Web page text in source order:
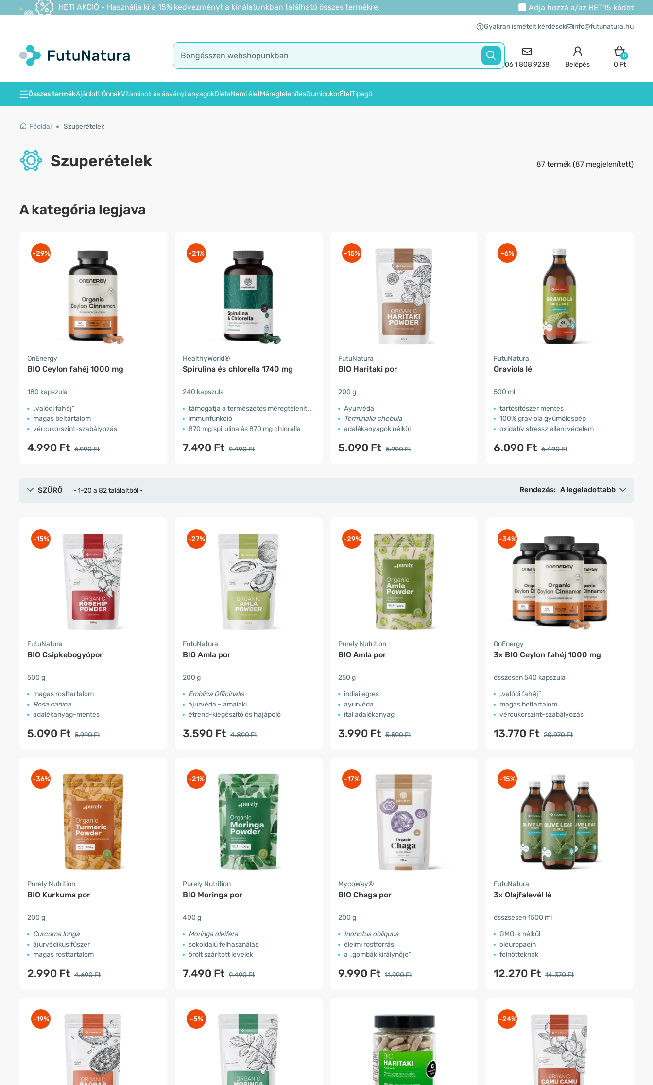
HETI AKCIÓ - Használja ki a 15% kedvezményt a kínálatunkban található összes termékre. Adja hozzá a/az HET15 kódot
Gyakran ismételt kérdések info@futunatura.hu
06 1 808 9238 Belépés
0
0 Ft
Összes termékAjánlott ÖnnekVitaminok és ásványi anyagokDiétaNemi életMéregtelenítésGumicukorÉtelTipegő
Főoldal Szuperételek
Szuperételek 87 termék (87 megjelenített)
A kategória legjava
-29%
OnEnergy
BIO Ceylon fahéj 1000 mg
180 kapszula
„valódi fahéj”
magas beltartalom
vércukorszint-szabályozás
4.990 Ft 6.990 Ft
-21%
HealthyWorld®
Spirulina és chlorella 1740 mg
240 kapszula
támogatja a természetes méregtelenítést
immunfunkció
870 mg spirulina és 870 mg chlorella
7.490 Ft 9.490 Ft
-15%
FutuNatura
BIO Haritaki por
200 g
Ayurvéda
Terminalia chebula
adalékanyagok nélkül
5.090 Ft 5.990 Ft
-6%
FutuNatura
Graviola lé
500 ml
tartósítószer mentes
100% graviola gyümölcspép
oxidatív stressz elleni védelem
6.090 Ft 6.490 Ft
SZŰRŐ • 1-20 a 82 találaltból • Rendezés: A legeladottabb
-15%
FutuNatura
BIO Csipkebogyópor
500 g
magas rosttartalom
Rosa canina
adalékanyag-mentes
5.090 Ft 5.990 Ft
-27%
FutuNatura
BIO Amla por
200 g
Emblica Officinalis
ájurvéda – amalaki
étrend-kiegészítő és hajápoló
3.590 Ft 4.890 Ft
-29%
Purely Nutrition
BIO Amla por
250 g
indiai egres
ayurvéda
ital adalékanyag
3.990 Ft 5.590 Ft
-34%
OnEnergy
3x BIO Ceylon fahéj 1000 mg
összesen 540 kapszula
„valódi fahéj”
magas beltartalom
vércukorszint-szabályozás
13.770 Ft 20.970 Ft
-36%
Purely Nutrition
BIO Kurkuma por
200 g
Curcuma longa
ájurvédikus fűszer
magas rosttartalom
2.990 Ft 4.690 Ft
-21%
Purely Nutrition
BIO Moringa por
400 g
Moringa oleifera
sokoldalú felhasználás
őrölt szárított levelek
7.490 Ft 9.490 Ft
-17%
MycoWay®
BIO Chaga por
200 g
Inonotus obliquus
élelmi rostforrás
a „gombák királynője”
9.990 Ft 11.990 Ft
-15%
FutuNatura
3x Olajfalevél lé
összsesen 1500 ml
GMO-k nélkül
​oleuropaein
felnőtteknek
12.270 Ft 14.370 Ft
-19% -5% -24%